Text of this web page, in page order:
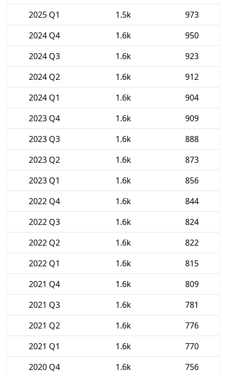
2025 Q1
1.5k
973
2024 Q4
1.6k
950
2024 Q3
1.6k
923
2024 Q2
1.6k
912
2024 Q1
1.6k
904
2023 Q4
1.6k
909
2023 Q3
1.6k
888
2023 Q2
1.6k
873
2023 Q1
1.6k
856
2022 Q4
1.6k
844
2022 Q3
1.6k
824
2022 Q2
1.6k
822
2022 Q1
1.6k
815
2021 Q4
1.6k
809
2021 Q3
1.6k
781
2021 Q2
1.6k
776
2021 Q1
1.6k
770
2020 Q4
1.6k
756